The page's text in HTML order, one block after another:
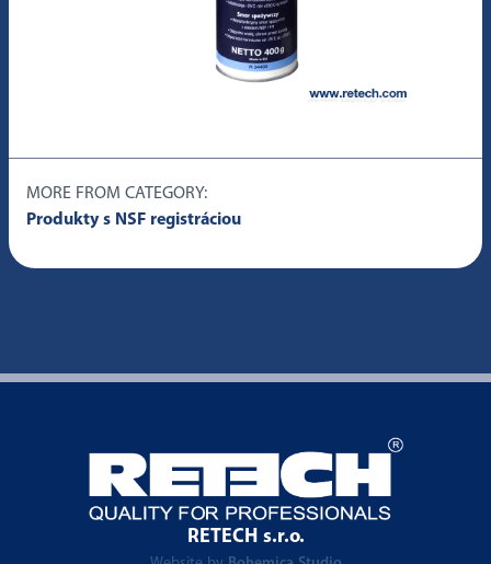
MORE FROM CATEGORY:
Produkty s NSF registráciou
RETECH s.r.o.